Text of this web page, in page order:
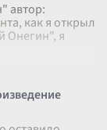
автор:
как я открыл
Онегин", я